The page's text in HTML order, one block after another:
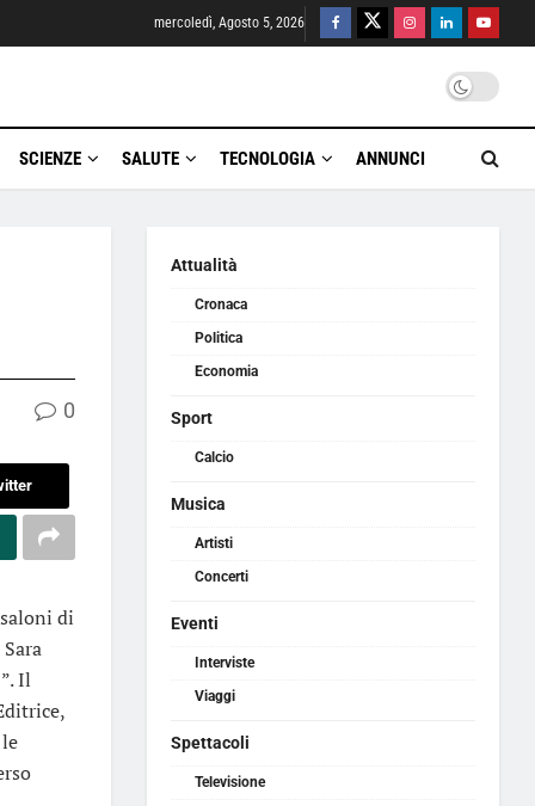
mercoledì, Agosto 5, 2026
SCIENZE SALUTE TECNOLOGIA ANNUNCI
0
di
Il
Attualità
Cronaca
Politica
Economia
Sport
Calcio
Musica
Artisti
Concerti
Eventi
Interviste
Viaggi
Spettacoli
Televisione